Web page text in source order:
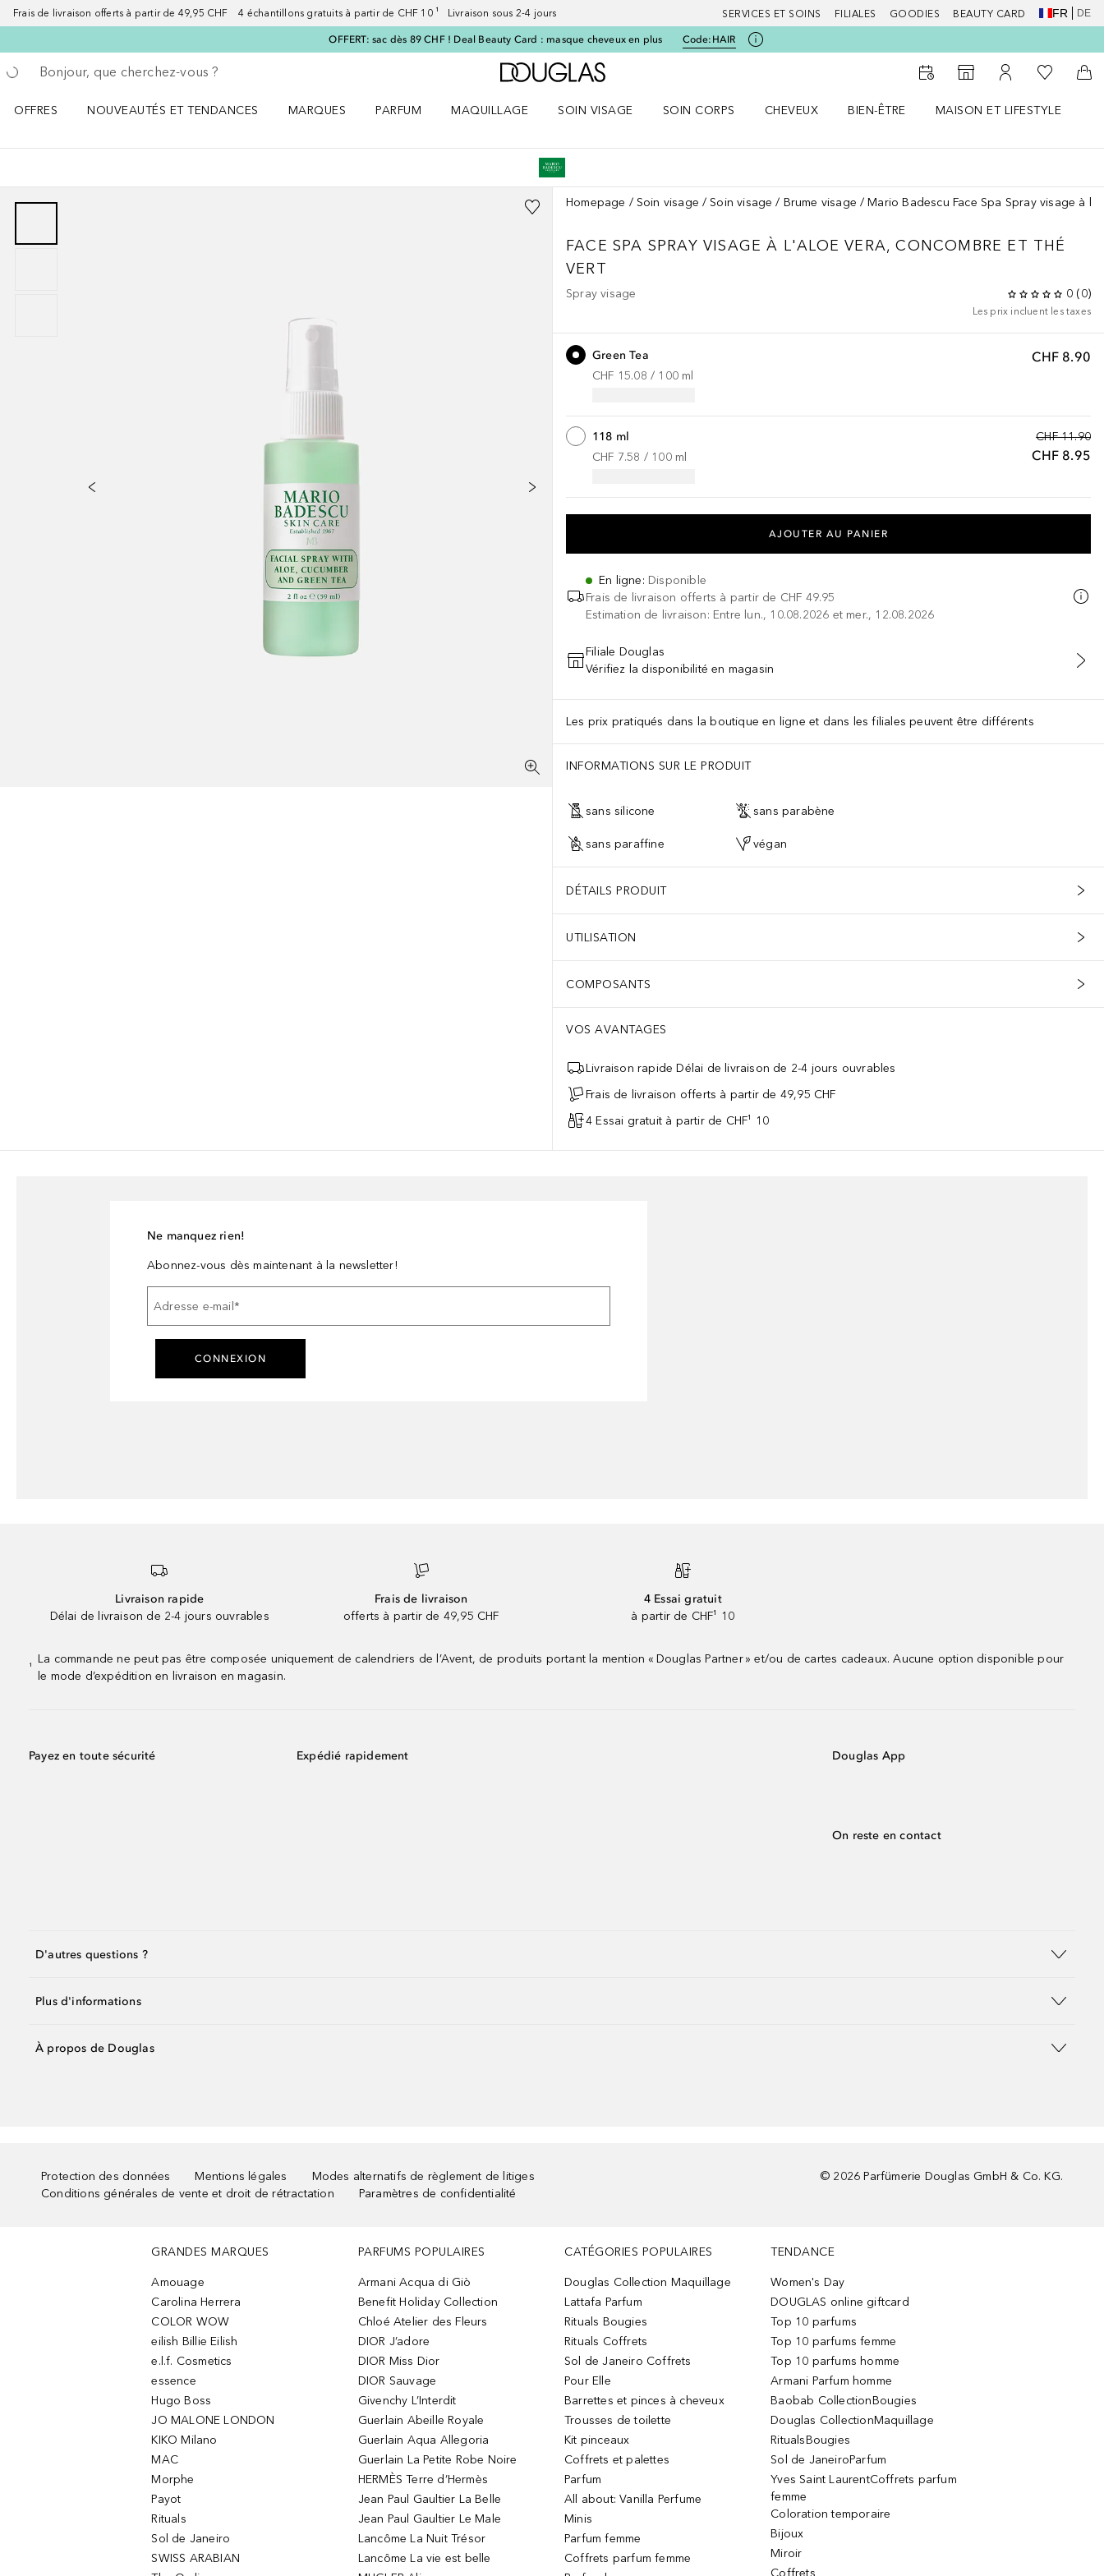
Frais de livraison offerts à partir de 49,95 CHF 4 échantillons gratuits à partir de CHF 10 ¹ Livraison sous 2-4 jours SERVICES ET SOINS FILIALES GOODIES BEAUTY CARD FR DE
OFFERT: sac dès 89 CHF ! Deal Beauty Card : masque cheveux en plus Code: HAIR
Retourner
Exécuter la recherche
Vers l'accueil Douglas
Vers le Storefinder
Vers Mon Compte
Vers Ma
OFFRES
NOUVEAUTÉS ET TENDANCES
MARQUES
PARFUM
MAQUILLAGE
SOIN VISAGE
SOIN CORPS
CHEVEUX
BIEN-ÊTRE
MAISON ET LIFESTYLE
Homepage Soin visage Soin visage Brume visage Mario Badescu Face Spa Spray visage à
FACE SPA SPRAY VISAGE À L'ALOE VERA, CONCOMBRE ET THÉ
VERT
Spray visage 0 (0)
Les prix incluent les taxes
CHF 8.90
Green Tea
CHF 15.08 / 100 ml
CHF 11.90
CHF 8.95
118 ml
CHF 7.58 / 100 ml
AJOUTER AU PANIER
En ligne: Disponible
Frais de livraison offerts à partir de CHF 49.95
Estimation de livraison: Entre lun., 10.08.2026 et mer., 12.08.2026
Filiale Douglas
Vérifiez la disponibilité en magasin
Les prix pratiqués dans la boutique en ligne et dans les filiales peuvent être différents
INFORMATIONS SUR LE PRODUIT
sans silicone sans parabène
sans paraffine végan
DÉTAILS PRODUIT
UTILISATION
COMPOSANTS
VOS AVANTAGES
Livraison rapide Délai de livraison de 2-4 jours ouvrables
Frais de livraison offerts à partir de 49,95 CHF
4 Essai gratuit à partir de CHF¹ 10
Ne manquez rien!
Abonnez-vous dès maintenant à la newsletter!
Adresse e-mail *
CONNEXION
Livraison rapide
Délai de livraison de 2-4 jours ouvrables
Frais de livraison
offerts à partir de 49,95 CHF
4 Essai gratuit
à partir de CHF¹ 10
¹
La commande ne peut pas être composée uniquement de calendriers de l’Avent, de produits portant la mention « Douglas Partner » et/ou de cartes cadeaux. Aucune option disponible pour
le mode d’expédition en livraison en magasin.
Payez en toute sécurité Expédié rapidement Douglas App
On reste en contact
D'autres questions ?
Plus d'informations
À propos de Douglas
Protection des données Mentions légales
Modes alternatifs de règlement de litiges
Conditions générales de vente et droit de rétractation
Paramètres de confidentialité
© 2026 Parfümerie Douglas GmbH & Co. KG.
GRANDES MARQUES
Amouage
Carolina Herrera
COLOR WOW
eilish Billie Eilish
e.l.f. Cosmetics
essence
Hugo Boss
JO MALONE LONDON
KIKO Milano
MAC
Morphe
Payot
Rituals
Sol de Janeiro
SWISS ARABIAN
PARFUMS POPULAIRES
Armani Acqua di Giò
Benefit Holiday Collection
Chloé Atelier des Fleurs
DIOR J’adore
DIOR Miss Dior
DIOR Sauvage
Givenchy L’Interdit
Guerlain Abeille Royale
Guerlain Aqua Allegoria
Guerlain La Petite Robe Noire
HERMÈS Terre d’Hermès
Jean Paul Gaultier La Belle
Jean Paul Gaultier Le Male
Lancôme La Nuit Trésor
Lancôme La vie est belle
CATÉGORIES POPULAIRES
Douglas Collection Maquillage
Lattafa Parfum
Rituals Bougies
Rituals Coffrets
Sol de Janeiro Coffrets
Pour Elle
Barrettes et pinces à cheveux
Trousses de toilette
Kit pinceaux
Coffrets et palettes
Parfum
All about: Vanilla Perfume
Minis
Parfum femme
Coffrets parfum femme
TENDANCE
Women's Day
DOUGLAS online giftcard
Top 10 parfums
Top 10 parfums femme
Top 10 parfums homme
Armani Parfum homme
Baobab CollectionBougies
Douglas CollectionMaquillage
RitualsBougies
Sol de JaneiroParfum
Yves Saint LaurentCoffrets parfum
femme
Coloration temporaire
Bijoux
Miroir
Coffrets